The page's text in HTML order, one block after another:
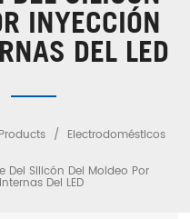
INYECCIÓN
DEL LED
/ Electrodomésticos
Del Silicón Del Moldeo Por
Del LED